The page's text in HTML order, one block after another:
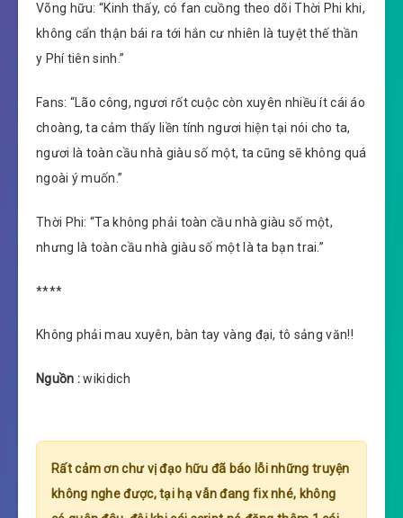
Võng hữu: “Kinh thấy, có fan cuồng theo dõi Thời Phi khi,
không cẩn thận bái ra tới hắn cư nhiên là tuyệt thế thần
y Phí tiên sinh.”
Fans: “Lão công, ngươi rốt cuộc còn xuyên nhiều ít cái áo
choàng, ta cảm thấy liền tính ngươi hiện tại nói cho ta,
ngươi là toàn cầu nhà giàu số một, ta cũng sẽ không quá
ngoài ý muốn.”
Thời Phi: “Ta không phải toàn cầu nhà giàu số một,
nhưng là toàn cầu nhà giàu số một là ta bạn trai.”
****
Không phải mau xuyên, bàn tay vàng đại, tô sảng văn!!
Nguồn :wikidich
Rất cảm ơn chư vị đạo hữu đã báo lỗi những truyện
không nghe được, tại hạ vẫn đang fix nhé, không